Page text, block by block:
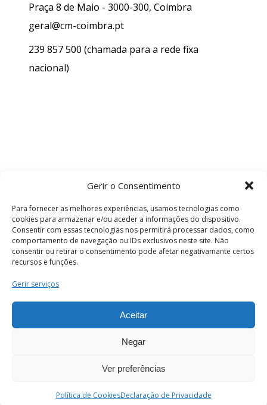
Gerir o Consentimento
Para fornecer as melhores experiências, usamos tecnologias como
cookies para armazenar e/ou aceder a informações do dispositivo.
Consentir com essas tecnologias nos permitirá processar dados, como
comportamento de navegação ou IDs exclusivos neste site. Não
consentir ou retirar o consentimento pode afetar negativamante certos
recursos e funções.
Gerir serviços
Aceitar
Negar
Ver preferências
Política de CookiesDeclaração de Privacidade
Praça 8 de Maio - 3000-300, Coimbra
geral@cm-coimbra.pt
239 857 500 (chamada para a rede fixa
nacional)
Termos e Condições
os direitos reservados.